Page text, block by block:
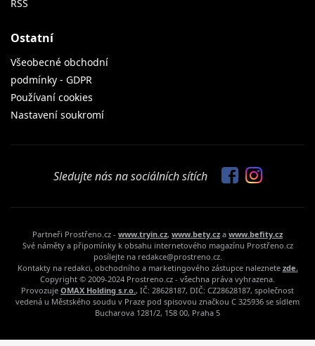
RSS
Ostatní
Všeobecné obchodní
podmínky - GDPR
Používaní cookies
Nastavení soukromí
Sledujte nás na sociálních sítích
Partneři Prostřeno.cz - www.tryin.cz, www.bety.cz a www.befity.cz
Své náměty a připomínky k obsahu internetového magazínu Prostřeno.cz
posílejte na redakce@prostreno.cz.
Kontakty na redakci, obchodního a marketingového zástupce naleznete zde.
Copyright © 2009-2024 Prostreno.cz - všechna práva vyhrazena.
Provozuje OMAX Holding s.r.o., IČ: 28628187, DIČ: CZ28628187, společnost
vedená u Městského soudu v Praze pod spisovou značkou C 325936 se sídlem
Bucharova 1281/2, 158 00, Praha 5